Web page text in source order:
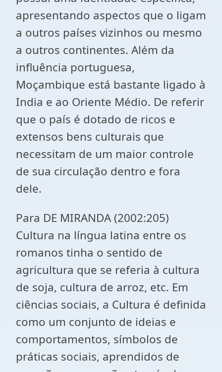
apresentando aspectos que o ligam
a outros países vizinhos ou mesmo
a outros continentes. Além da
influência portuguesa,
Moçambique está bastante ligado à
India e ao Oriente Médio. De referir
que o país é dotado de ricos e
extensos bens culturais que
necessitam de um maior controle
de sua circulação dentro e fora
dele.
Para DE MIRANDA (2002:205)
Cultura na língua latina entre os
romanos tinha o sentido de
agricultura que se referia à cultura
de soja, cultura de arroz, etc. Em
ciências sociais, a Cultura é definida
como um conjunto de ideias e
comportamentos, símbolos de
práticas sociais, aprendidos de